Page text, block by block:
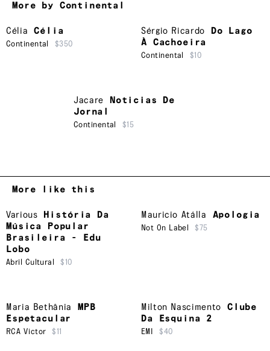
More by Continental
Célia Célia
Continental $350
Sérgio Ricardo
Do Lago
À Cachoeira
Continental $10
Jacare
Noticias De
Jornal
Continental $15
More like this
Various
História Da
Música Popular
Brasileira - Edu
Lobo
Abril Cultural $10
Mauricio Atálla Apologia
Not On Label $75
Maria Bethânia
MPB
Espetacular
RCA Victor $11
Milton Nascimento
Clube
Da Esquina 2
EMI $40